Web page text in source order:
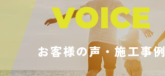
VOICE
お客様の声・施工事例